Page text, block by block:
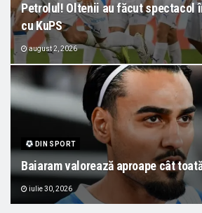
Petrolul! Oltenii au făcut spectacol
cu KuPS
august 2, 2026
DIN SPORT
Baiaram valorează aproape cât
iulie 30, 2026